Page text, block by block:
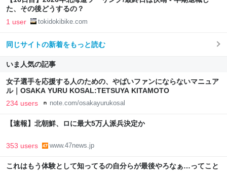
た、その後どうするの？
1 user tokidokibike.com
同じサイトの新着をもっと読む
いま人気の記事
女子選手を応援する人のための、やばいファンにならないマニュア
ル｜OSAKA YURU KOSAL:TETSUYA KITAMOTO
234 users note.com/osakayurukosal
【速報】北朝鮮、ロに最大5万人派兵決定か
353 users www.47news.jp
これはもう体験として知ってるの自分らが最後やろなぁ…ってこと